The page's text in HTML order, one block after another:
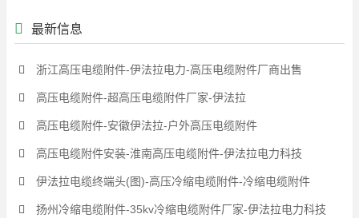
最新信息
浙江高压电缆附件-伊法拉电力-高压电缆附件厂商出售
高压电缆附件-超高压电缆附件厂家-伊法拉
高压电缆附件-安徽伊法拉-户外高压电缆附件
高压电缆附件安装-淮南高压电缆附件-伊法拉电力科技
伊法拉电缆终端头(图)-高压冷缩电缆附件-冷缩电缆附件
扬州冷缩电缆附件-35kv冷缩电缆附件厂家-伊法拉电力科技